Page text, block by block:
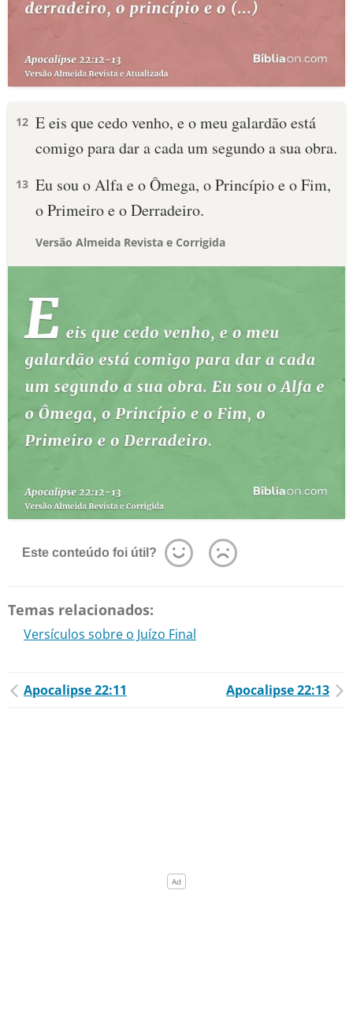
12 E eis que cedo venho, e o meu galardão está
comigo para dar a cada um segundo a sua obra.
13 Eu sou o Alfa e o Ômega, o Princípio e o Fim,
o Primeiro e o Derradeiro.
Versão Almeida Revista e Corrigida
Este conteúdo foi útil?
Temas relacionados:
Versículos sobre o Juízo Final
Apocalipse 22:11 Apocalipse 22:13